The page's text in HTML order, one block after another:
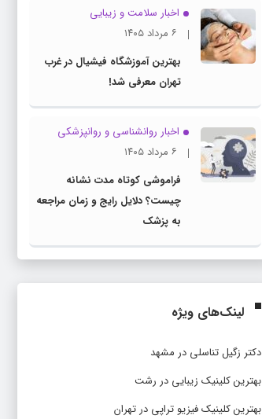
اخبار سلامت و زیبایی
۶ مرداد ۱۴۰۵
بهترین آموزشگاه فیشیال در غرب
تهران معرفی شد!
اخبار روانشناسی و روانپزشكی
۶ مرداد ۱۴۰۵
فراموشی کوتاه مدت نشانه
چیست؟ دلایل رایج و زمان مراجعه
به پزشک
لینک‌های ویژه
دکتر زگیل تناسلی در مشهد
بهترین کلینیک زیبایی در رشت
بهترین کلینیک فیزیو تراپی در تهران